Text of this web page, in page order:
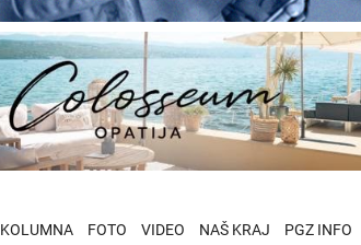
KOLUMNA FOTO VIDEO NAŠ KRAJ PGZ INFO